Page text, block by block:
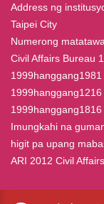
Address ng
Taipei City
Numerong
Civil Affairs Bureau
Imungkahi na
higit pa upang
ARI 2012 Civil